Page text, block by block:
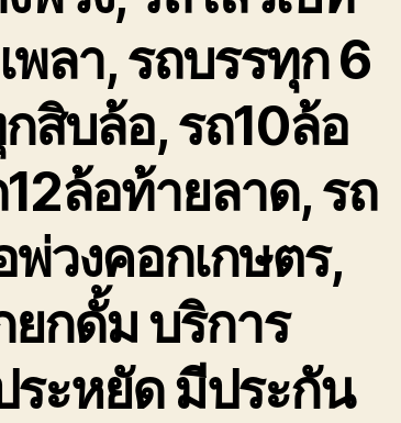
พลา, รถบรรทุก 6
สิบล้อ, รถ10ล้อ
ล้อท้ายลาด, รถ
วงคอกเกษตร,
กดั้ม บริการ
ะหยัด มีประกัน